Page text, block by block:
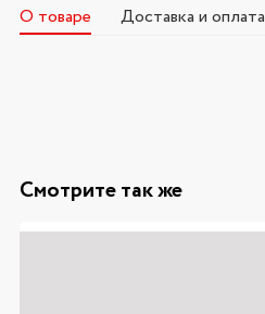
О товаре Доставка и оплата
Смотрите так же